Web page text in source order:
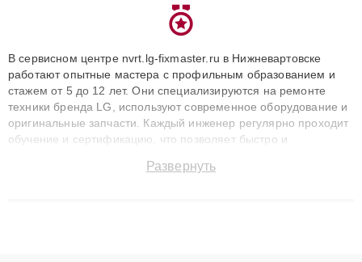
В сервисном центре nvrt.lg-fixmaster.ru в Нижневартовске
работают опытные мастера с профильным образованием и
стажем от 5 до 12 лет. Они специализируются на ремонте
техники бренда LG, используют современное оборудование и
оригинальные запчасти. Каждый инженер регулярно проходит
обучение и сертификацию, что позволяет быстро и
сохранением гарантии до 3 лет. Наши мастера решают
Развернуть